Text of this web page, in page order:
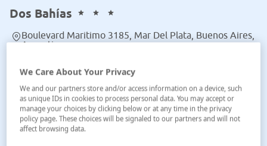
Dos Bahías
Boulevard Maritimo 3185, Mar Del Plata, Buenos Aires,
Argentina
We Care About Your Privacy
We and our partners store and/or access information on a device, such
as unique IDs in cookies to process personal data. You may accept or
manage your choices by clicking below or at any time in the privacy
policy page. These choices will be signaled to our partners and will not
affect browsing data.